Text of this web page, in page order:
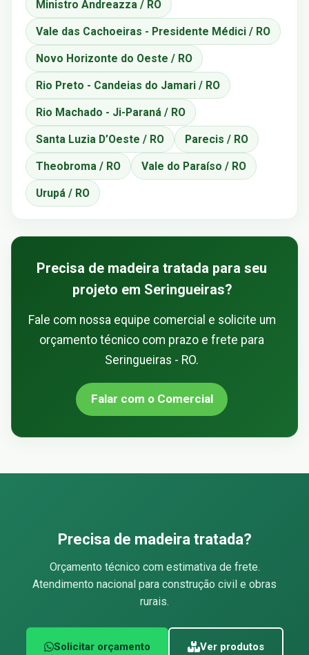
Ministro Andreazza / RO
Vale das Cachoeiras - Presidente Médici / RO
Novo Horizonte do Oeste / RO
Rio Preto - Candeias do Jamari / RO
Rio Machado - Ji-Paraná / RO
Santa Luzia D’Oeste / RO Parecis / RO
Theobroma / RO Vale do Paraíso / RO
Urupá / RO
Precisa de madeira tratada para seu
projeto em Seringueiras?
Fale com nossa equipe comercial e solicite um
orçamento técnico com prazo e frete para
Seringueiras - RO.
Falar com o Comercial
Precisa de madeira tratada?
Orçamento técnico com estimativa de frete.
Atendimento nacional para construção civil e obras
rurais.
Solicitar orçamento Ver produtos